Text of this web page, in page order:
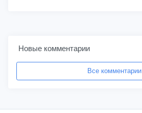
Новые комментарии
Все комментарии